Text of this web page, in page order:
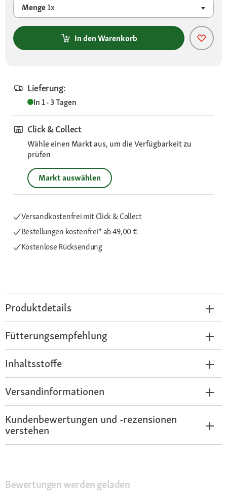
Menge1x
In den Warenkorb
Lieferung:
In 1 - 3 Tagen
Click & Collect
Wähle einen Markt aus, um die Verfügbarkeit zu
prüfen
Markt auswählen
Versandkostenfrei mit Click & Collect
Bestellungen kostenfrei*ab 49,00 €
Kostenlose Rücksendung
Produktdetails
Fütterungsempfehlung
Inhaltsstoffe
Versandinformationen
Kundenbewertungen und -rezensionen
verstehen
Bewertungen werden geladen